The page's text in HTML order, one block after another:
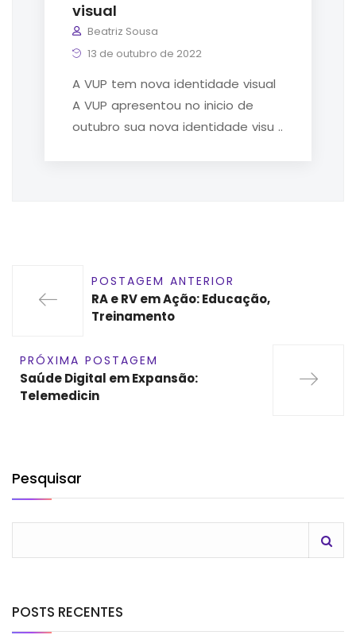
visual
Beatriz Sousa
13 de outubro de 2022
A VUP tem nova identidade visual
A VUP apresentou no inicio de
outubro sua nova identidade visu ..
POSTAGEM ANTERIOR
RA e RV em Ação: Educação,
Treinamento
PRÓXIMA POSTAGEM
Saúde Digital em Expansão:
Telemedicin
Pesquisar
POSTS RECENTES